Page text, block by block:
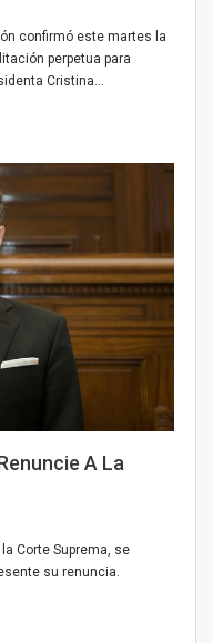
confirmó este martes la
perpetua para
Cristina…
A La
Corte Suprema, se
su renuncia.